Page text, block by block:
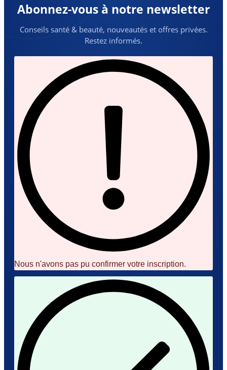
Abonnez-vous à notre newsletter
Conseils santé & beauté, nouveautés et offres privées.
Restez informés.
Nous n'avons pas pu confirmer votre inscription.